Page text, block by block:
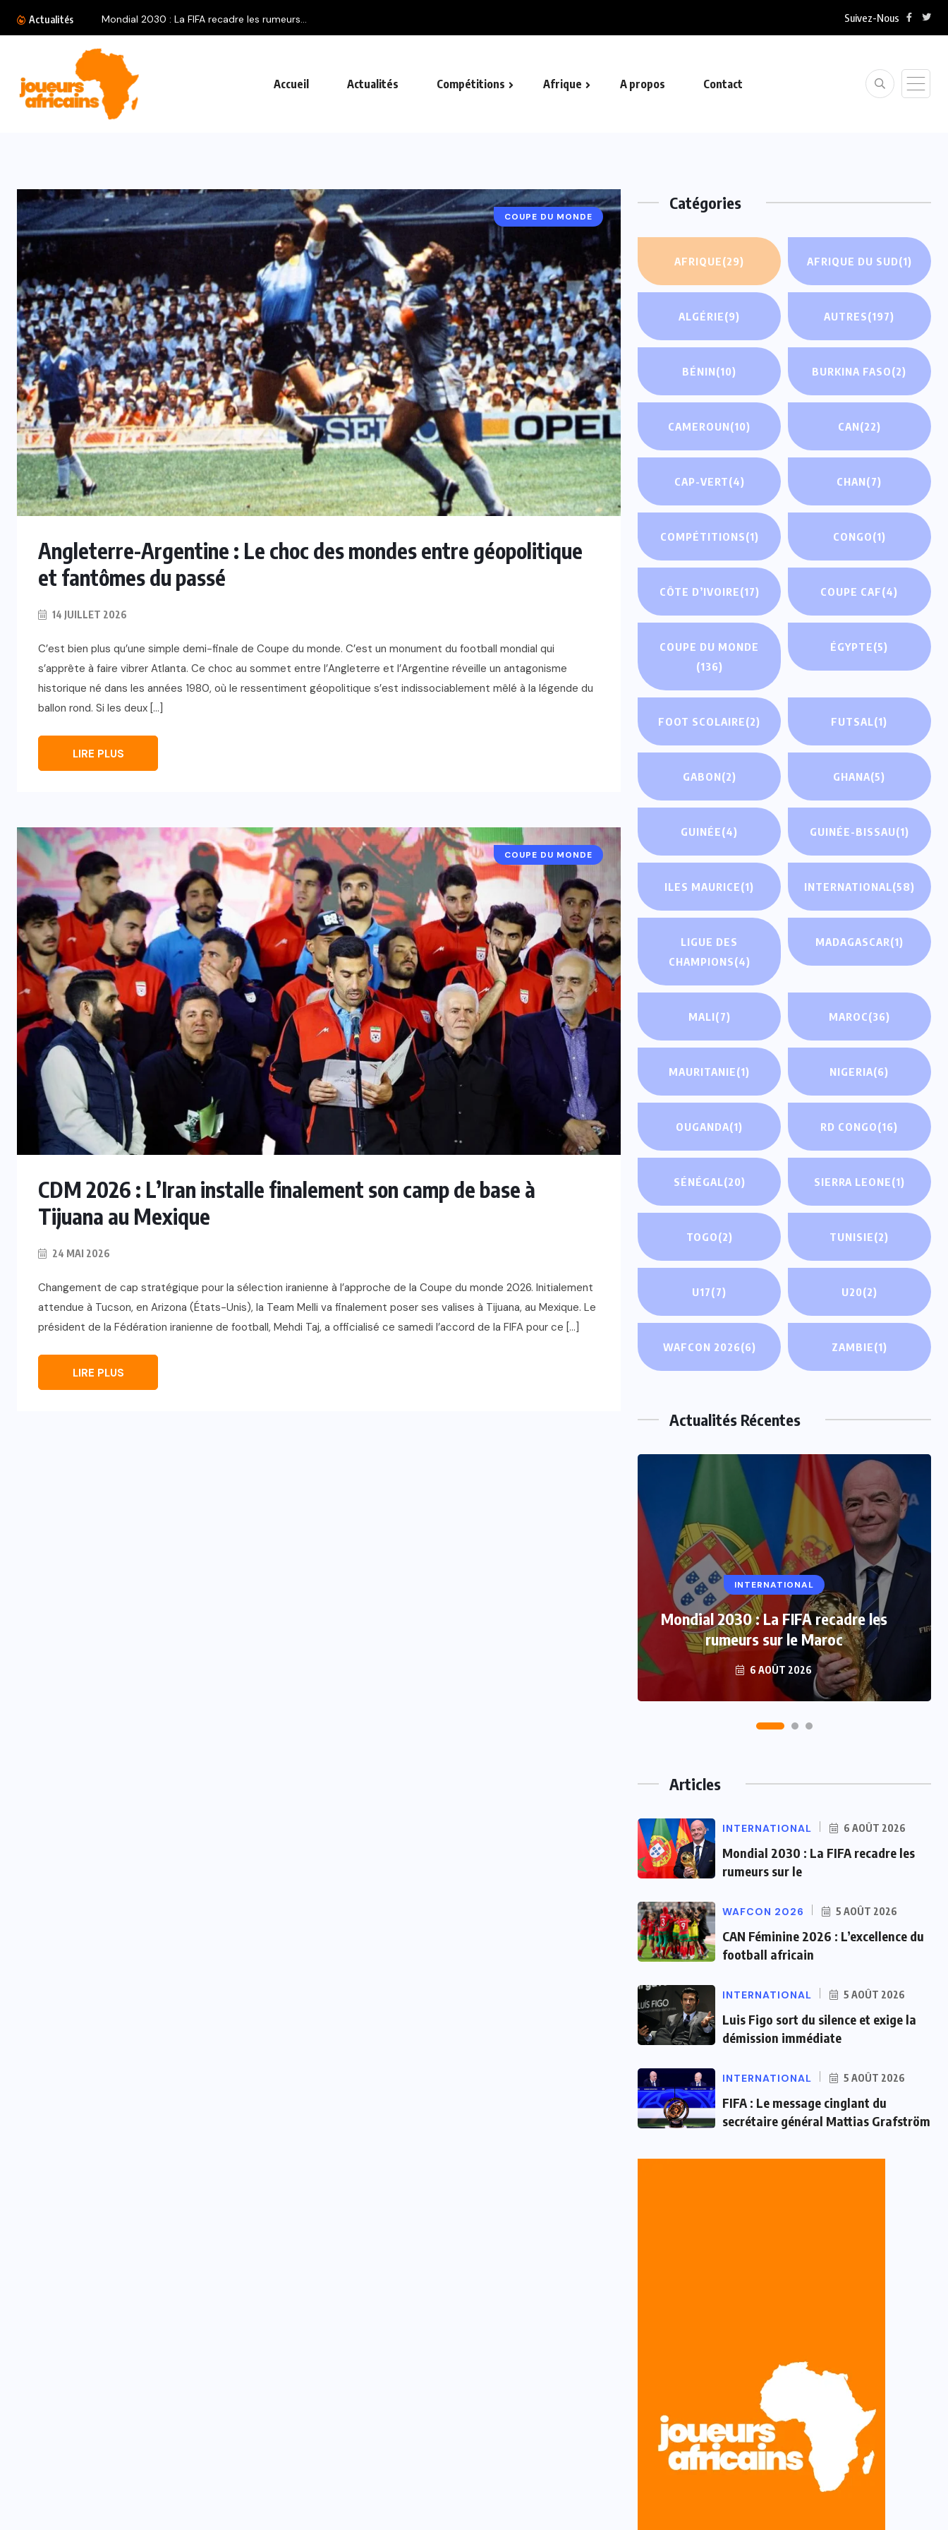
Actualités Suivez-Nous
Accueil Actualités Compétitions Afrique A propos Contact
COUPE DU MONDE
Angleterre-Argentine : Le choc des mondes entre géopolitique
et fantômes du passé
14 JUILLET 2026
C’est bien plus qu’une simple demi-finale de Coupe du monde. C’est un monument du football mondial qui
s’apprête à faire vibrer Atlanta. Ce choc au sommet entre l’Angleterre et l’Argentine réveille un antagonisme
historique né dans les années 1980, où le ressentiment géopolitique s’est indissociablement mêlé à la légende du
ballon rond. Si les deux […]
LIRE PLUS
COUPE DU MONDE
CDM 2026 : L’Iran installe finalement son camp de base à
Tijuana au Mexique
24 MAI 2026
Changement de cap stratégique pour la sélection iranienne à l’approche de la Coupe du monde 2026. Initialement
attendue à Tucson, en Arizona (États-Unis), la Team Melli va finalement poser ses valises à Tijuana, au Mexique. Le
président de la Fédération iranienne de football, Mehdi Taj, a officialisé ce samedi l’accord de la FIFA pour ce […]
LIRE PLUS
Catégories
AFRIQUE(29) AFRIQUE DU SUD(1)
ALGÉRIE(9) AUTRES(197)
BÉNIN(10) BURKINA FASO(2)
CAMEROUN(10) CAN(22)
CAP-VERT(4) CHAN(7)
COMPÉTITIONS(1) CONGO(1)
CÔTE D’IVOIRE(17) COUPE CAF(4)
COUPE DU MONDE
(136)
ÉGYPTE(5)
FOOT SCOLAIRE(2) FUTSAL(1)
GABON(2) GHANA(5)
GUINÉE(4) GUINÉE-BISSAU(1)
ILES MAURICE(1) INTERNATIONAL(58)
LIGUE DES
CHAMPIONS(4)
MADAGASCAR(1)
MALI(7) MAROC(36)
MAURITANIE(1) NIGERIA(6)
OUGANDA(1) RD CONGO(16)
SÉNÉGAL(20) SIERRA LEONE(1)
TOGO(2) TUNISIE(2)
U17(7) U20(2)
WAFCON 2026(6) ZAMBIE(1)
Actualités Récentes
WAFCON 2026
CAN Féminine 2026 : L’excellence
du football africain
5 AOÛT 2026
Articles
INTERNATIONAL 6 AOÛT 2026
Mondial 2030 : La FIFA recadre les
rumeurs sur le
WAFCON 2026 5 AOÛT 2026
CAN Féminine 2026 : L’excellence du
football africain
INTERNATIONAL 5 AOÛT 2026
Luis Figo sort du silence et exige la
démission immédiate
INTERNATIONAL 5 AOÛT 2026
FIFA : Le message cinglant du
secrétaire général Mattias Grafström